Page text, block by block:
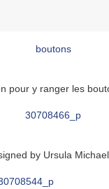
pour y ranger les
by Ursula Michael